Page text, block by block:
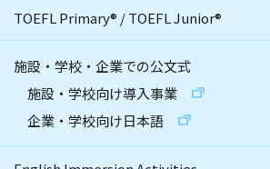
TOEFL Primary® /TOEFL Junior®
施設・学校・企業での公文式
施設・学校向け導入事業
企業・学校向け日本語